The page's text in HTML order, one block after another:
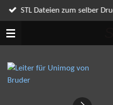
Zum
Hauptinhalt
springen
STL Dateien zum selber